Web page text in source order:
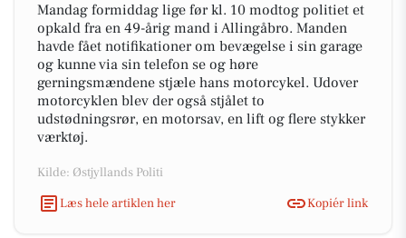
Mandag formiddag lige før kl. 10 modtog politiet et
opkald fra en 49-årig mand i Allingåbro. Manden
havde fået notifikationer om bevægelse i sin garage
og kunne via sin telefon se og høre
gerningsmændene stjæle hans motorcykel. Udover
motorcyklen blev der også stjålet to
udstødningsrør, en motorsav, en lift og flere stykker
værktøj.
Kilde: Østjyllands Politi
Læs hele artiklen her
Kopiér link